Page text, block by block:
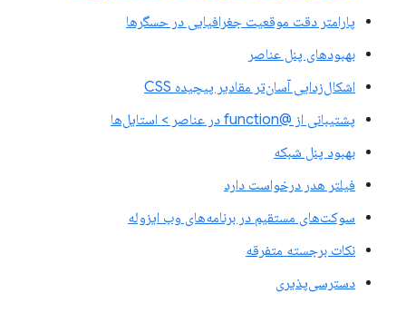
پارامتر دقت موقعیت جغرافیایی در حسگرها
بهبودهای پنل عناصر
اشکال‌زدایی آسان‌تر مقادیر پیچیده CSS
پشتیبانی از @function در عناصر > استایل‌ها
بهبود پنل شبکه
فیلتر هدر درخواست دارد
سوکت‌های مستقیم در برنامه‌های وب ایزوله
نکات برجسته متفرقه
دسترسی‌پذیری